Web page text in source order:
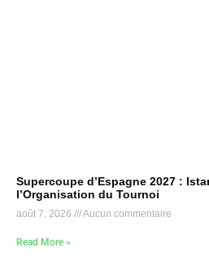
Supercoupe d’Espagne 2027 :
l’Organisation du Tournoi
août 7, 2026 Aucun commentaire
Read More »